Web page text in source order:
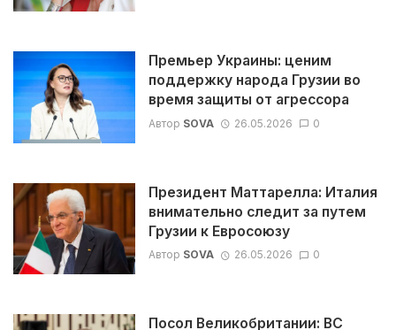
Премьер Украины: ценим
поддержку народа Грузии во
время защиты от агрессора
Автор SOVA 26.05.2026 0
Президент Маттарелла: Италия
внимательно следит за путем
Грузии к Евросоюзу
Автор SOVA 26.05.2026 0
Посол Великобритании: ВС